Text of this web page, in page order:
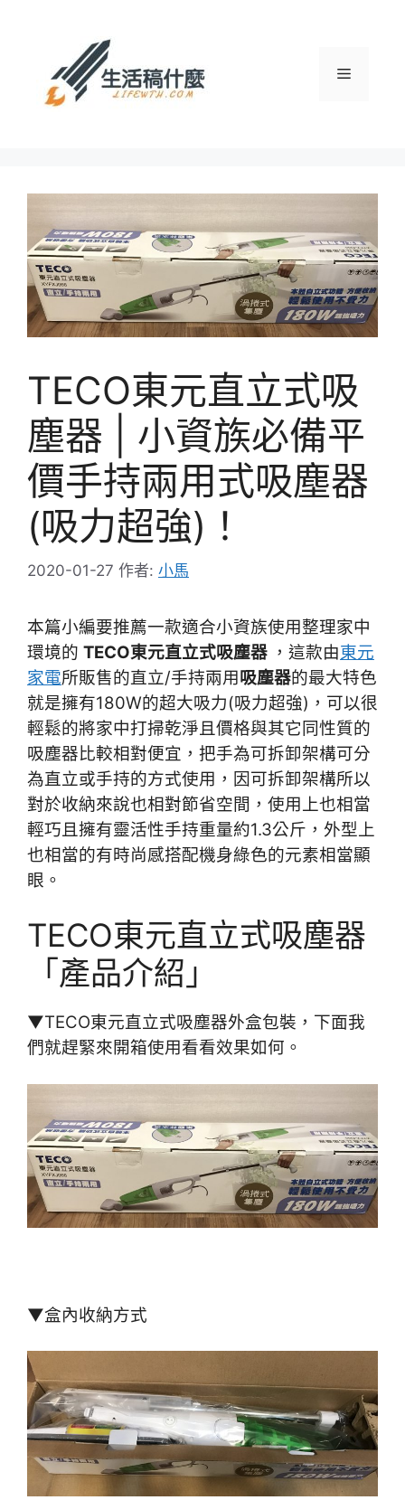
選
TECO東元直立式吸
塵器 | 小資族必備平
價手持兩用式吸塵器
(吸力超強)！
2020-01-27 作者: 小馬
本篇小編要推薦一款適合小資族使用整理家中
環境的 TECO東元直立式吸塵器 ，這款由東元
家電所販售的直立/手持兩用吸塵器的最大特色
就是擁有180W的超大吸力(吸力超強)，可以很
輕鬆的將家中打掃乾淨且價格與其它同性質的
吸塵器比較相對便宜，把手為可拆卸架構可分
為直立或手持的方式使用，因可拆卸架構所以
對於收納來說也相對節省空間，使用上也相當
輕巧且擁有靈活性手持重量約1.3公斤，外型上
也相當的有時尚感搭配機身綠色的元素相當顯
眼。
TECO東元直立式吸塵器
「產品介紹」
▼TECO東元直立式吸塵器外盒包裝，下面我
們就趕緊來開箱使用看看效果如何。
▼盒內收納方式